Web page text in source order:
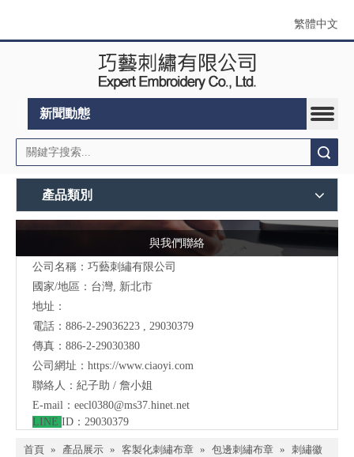
繁體中文
新聞動態
產品類別
與我們聯絡
公司名稱：巧藝刺繡有限公司
國家/地區：台灣, 新北市
地址：
電話：886-2-29036223 , 29030379
傳真：886-2-29030380
公司網址： https://www.ciaoyi.com
聯絡人：紀子助 / 詹小姐
E-mail： eecl0380@ms37.hinet.net
LINE ID：29030379
首頁 » 產品展示 » 客製化刺繡布章 » 包邊刺繡布章 » 刺繡徽